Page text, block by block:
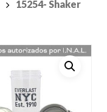
15254- Shaker